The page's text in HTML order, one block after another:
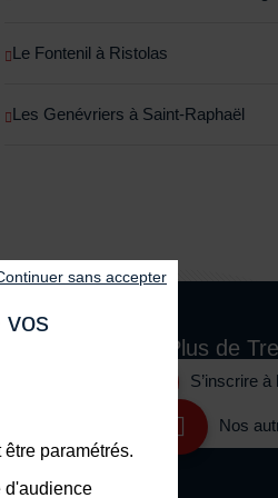
vos
paramétrés.
d'audience
sans accepter
Le Fontenil à Ristolas
Les Genévriers à Saint-Raphaël
Plus de
S’inscrire
Nos